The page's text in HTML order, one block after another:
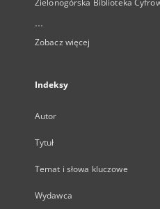
Zielonogórska Biblioteka
...
Zobacz więcej
Indeksy
Autor
Tytuł
Temat i słowa kluczowe
Wydawca